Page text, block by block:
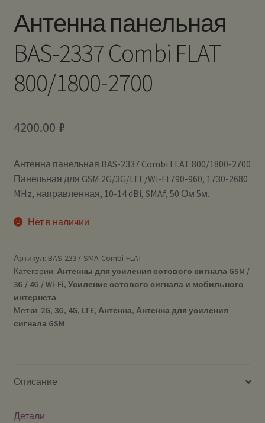
Антенна панельная
BAS-2337 Combi FLAT
800/1800-2700
4200.00 ₽
Антенна панельная BAS-2337 Combi FLAT 800/1800-2700
Панельная для GSM 2G/3G/LTE/Wi-Fi 790-960, 1730-2680
MHz, направленная, 10-14 dBi, SMAf, 50 Ом 5м.
Нет в наличии
Артикул: BAS-2337-SMA-Combi-FLAT
Категории: Антенны для усиления сотового сигнала GSM /
3G / 4G / Wi-Fi, Усиление сотового сигнала и мобильного
интернета
Метки: 2G, 3G, 4G, LTE, Антенна, Антенна для усиления
сигнала GSM
Описание
Детали